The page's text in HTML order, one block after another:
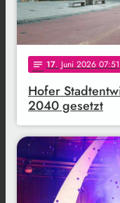
notes 17. Juni 2026 07:51
Hofer
2040 gesetzt